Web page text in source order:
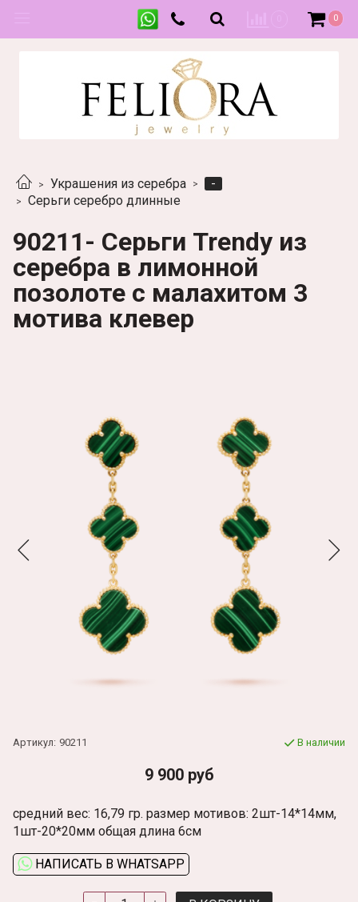
0
Украшения из серебра
-
Серьги серебро длинные
90211- Серьги Trendy из
серебра в лимонной
позолоте с малахитом 3
мотива клевер
Артикул: 90211 В наличии
9 900 руб
средний вес: 16,79 гр. размер мотивов: 2шт-14*14мм,
1шт-20*20мм общая длина 6см
НАПИСАТЬ В WHATSAPP